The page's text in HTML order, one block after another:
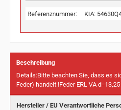
Referenznummer: KIA:
Beschreibung
Details:Bitte beachten Sie, dass es
Feder) handelt !Feder ERL VA
Hersteller / EU Verantwortliche